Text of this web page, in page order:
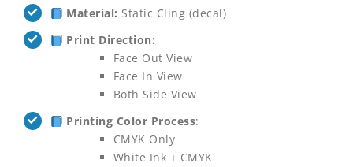
Material: Static Cling (decal)
Print Direction:
Face Out View
Face In View
Both Side View
Printing Color Process:
CMYK Only
White Ink + CMYK